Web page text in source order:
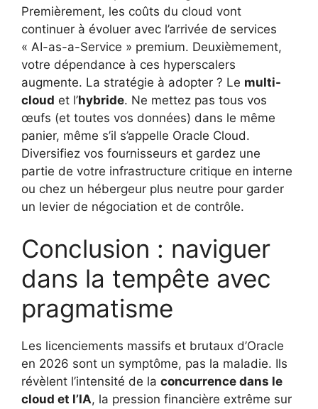
Premièrement, les coûts du cloud vont
continuer à évoluer avec l’arrivée de services
« AI-as-a-Service » premium. Deuxièmement,
votre dépendance à ces hyperscalers
augmente. La stratégie à adopter ? Le multi-
cloud et l’hybride. Ne mettez pas tous vos
œufs (et toutes vos données) dans le même
panier, même s’il s’appelle Oracle Cloud.
Diversifiez vos fournisseurs et gardez une
partie de votre infrastructure critique en interne
ou chez un hébergeur plus neutre pour garder
un levier de négociation et de contrôle.
Conclusion : naviguer
dans la tempête avec
pragmatisme
Les licenciements massifs et brutaux d’Oracle
en 2026 sont un symptôme, pas la maladie. Ils
révèlent l’intensité de la concurrence dans le
cloud et l’IA, la pression financière extrême sur